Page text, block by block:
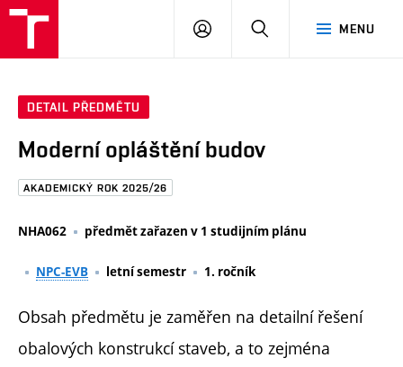
Brno
MENU
PŘIHLÁSIT
DETAIL PŘEDMĚTU
Moderní opláštění budov
AKADEMICKÝ ROK 2025/26
NHA062 předmět zařazen v 1 studijním plánu
NPC-EVB letní semestr 1. ročník
Obsah předmětu je zaměřen na detailní řešení
obalových konstrukcí staveb, a to zejména